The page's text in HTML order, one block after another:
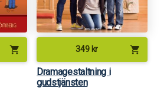
shopping_cart 349 kr shopping_cart
Dramagestaltning i
gudstjänsten